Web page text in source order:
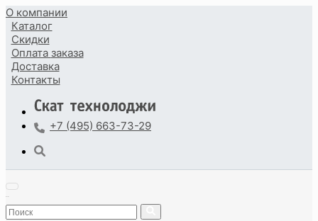
О компании
Каталог
Скидки
Оплата заказа
Доставка
Контакты
+7 (495) 663-73-29